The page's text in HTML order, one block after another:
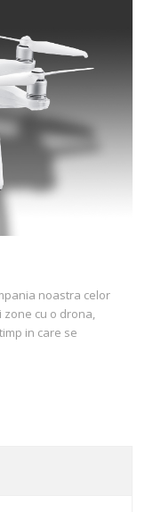
noastra celor
cu o drona,
in care se